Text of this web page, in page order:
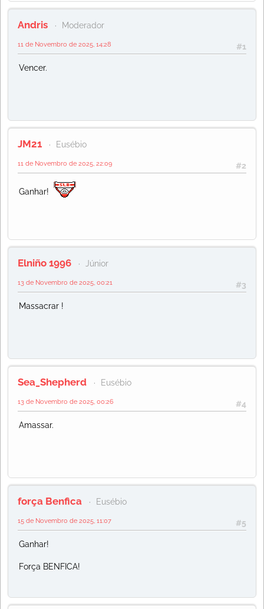
Andris Moderador
#1
11 de Novembro de 2025, 14:28
Vencer.
JM21 Eusébio
#2
11 de Novembro de 2025, 22:09
Ganhar!
Elniño 1996 Júnior
#3
13 de Novembro de 2025, 00:21
Massacrar !
Sea_Shepherd Eusébio
#4
13 de Novembro de 2025, 00:26
Amassar.
força Benfica Eusébio
#5
15 de Novembro de 2025, 11:07
Ganhar!
Força BENFICA!